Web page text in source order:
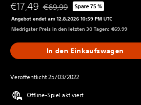
€17,49 Preisnachlass gegenüber
€69,99 Spare 75 %
Angebot endet am 12.8.2026 10:59 PM UTC
Niedrigster Preis in den letzten 30 Tagen: €69,99
In den Einkaufswagen
Veröffentlicht 25/03/2022
Offline-Spiel aktiviert